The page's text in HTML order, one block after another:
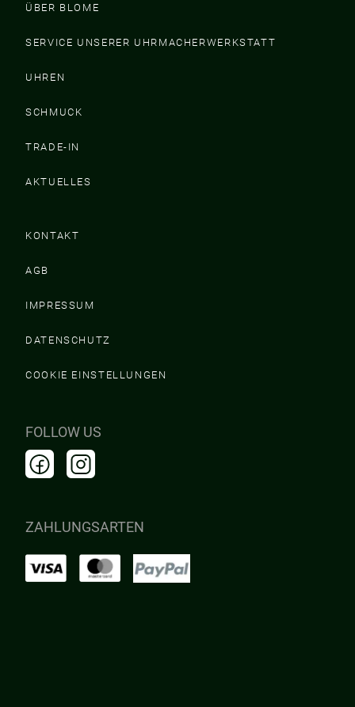
ÜBER BLOME
SERVICE UNSERER UHRMACHERWERKSTATT
UHREN
SCHMUCK
TRADE-IN
AKTUELLES
KONTAKT
AGB
IMPRESSUM
DATENSCHUTZ
COOKIE EINSTELLUNGEN
FOLLOW US
ZAHLUNGSARTEN